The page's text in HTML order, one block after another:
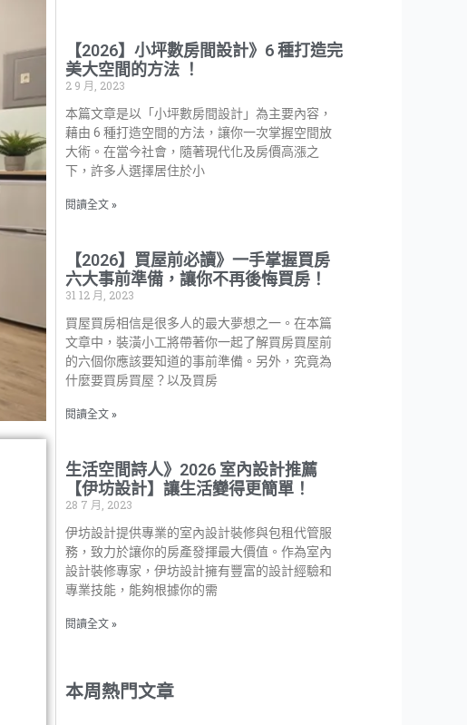
【2026】小坪數房間設計》6 種打造完
美大空間的方法 ！
2 9 月, 2023
本篇文章是以「小坪數房間設計」為主要內容，
藉由 6 種打造空間的方法，讓你一次掌握空間放
大術。在當今社會，隨著現代化及房價高漲之
下，許多人選擇居住於小
閱讀全文 »
【2026】買屋前必讀》一手掌握買房
六大事前準備，讓你不再後悔買房！
31 12 月, 2023
買屋買房相信是很多人的最大夢想之一。在本篇
文章中，裝潢小工將帶著你一起了解買房買屋前
的六個你應該要知道的事前準備。另外，究竟為
什麼要買房買屋？以及買房
閱讀全文 »
生活空間詩人》2026 室內設計推薦
【伊坊設計】讓生活變得更簡單！
28 7 月, 2023
伊坊設計提供專業的室內設計裝修與包租代管服
務，致力於讓你的房產發揮最大價值。作為室內
設計裝修專家，伊坊設計擁有豐富的設計經驗和
專業技能，能夠根據你的需
閱讀全文 »
本周熱門文章